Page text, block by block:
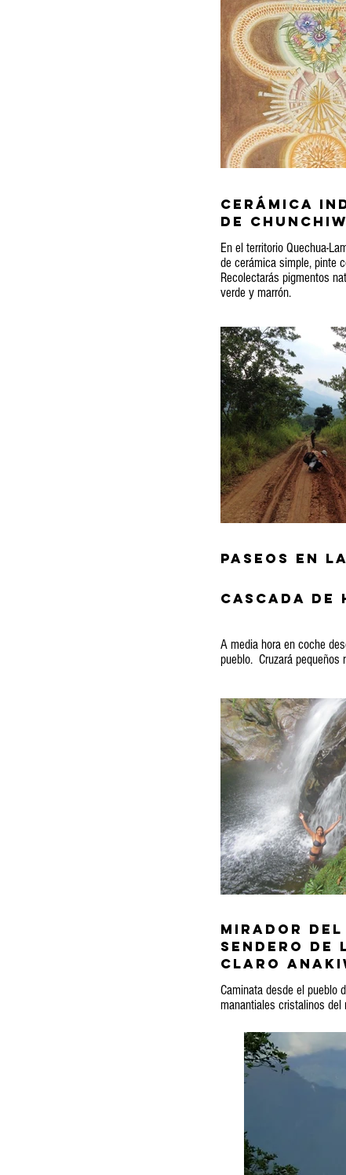
Cerámica
de
En el territorio Quechua-
de cerámica simple, pinte
Recolectarás pigmentos
verde y marrón.
Paseos en
Cascada
A media hora en coche
pueblo. Cruzará
Mirador
Sendero
claro
Caminata desde el pueblo
manantiales cristalinos del